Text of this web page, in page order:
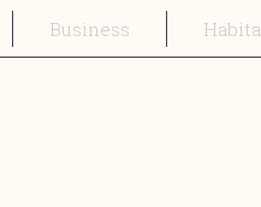
Business